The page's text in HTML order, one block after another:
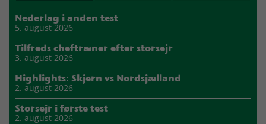
Nederlag i anden test
5. august 2026
Tilfreds cheftræner efter storsejr
3. august 2026
Highlights: Skjern vs Nordsjælland
2. august 2026
Storsejr i første test
2. august 2026